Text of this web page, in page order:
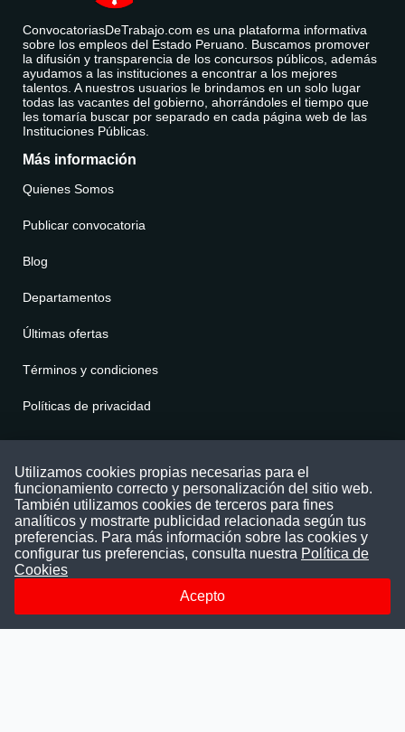
ConvocatoriasDeTrabajo.com es una plataforma informativa
sobre los empleos del Estado Peruano. Buscamos promover
la difusión y transparencia de los concursos públicos, además
ayudamos a las instituciones a encontrar a los mejores
talentos. A nuestros usuarios le brindamos en un solo lugar
todas las vacantes del gobierno, ahorrándoles el tiempo que
les tomaría buscar por separado en cada página web de las
Instituciones Públicas.
Más información
Quienes Somos
Publicar convocatoria
Blog
Departamentos
Últimas ofertas
Términos y condiciones
Políticas de privacidad
Puede comunicarse con nosotros a través
nuestras redes sociales o del correo:
contacto@convocatoriasdetrabajo.com
Siguenos en:
Utilizamos cookies propias necesarias para el
funcionamiento correcto y personalización del sitio web.
También utilizamos cookies de terceros para fines
analíticos y mostrarte publicidad relacionada según tus
preferencias. Para más información sobre las cookies y
configurar tus preferencias, consulta nuestra Política de
Cookies
Acepto